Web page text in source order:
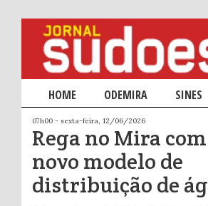
Menu principal
SALTAR PARA O CONTEÚDO
SALTAR PARA O CONTEÚDO
HOME ODEMIRA SINES
07h00 - sexta-feira, 12/06/2026
Rega no Mira com
novo modelo de
distribuição de